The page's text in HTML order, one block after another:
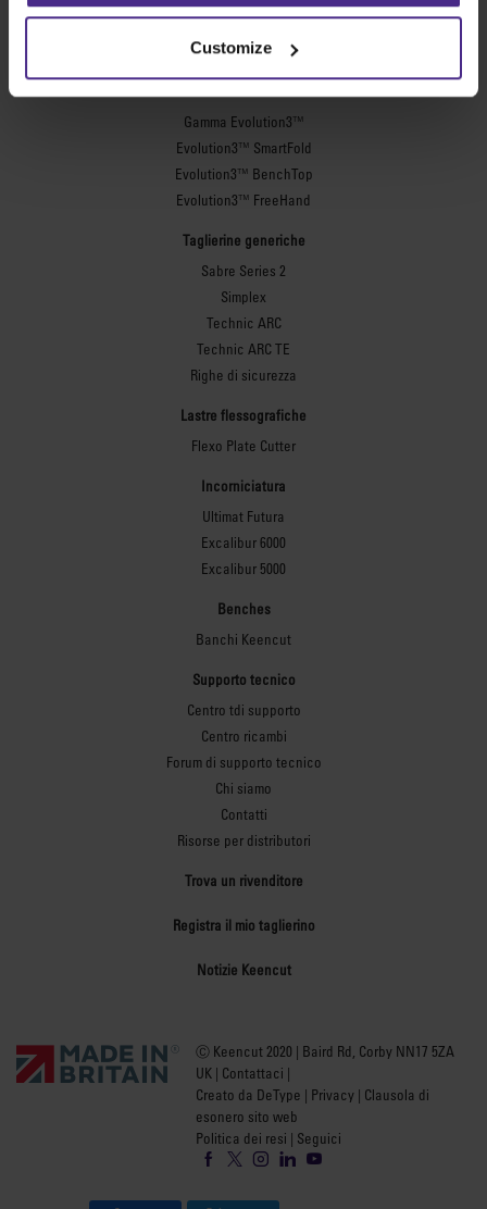
Customize
SteelTrak
Excalibur 3S
Evolution3™ cutters
Gamma Evolution3™
Evolution3™ SmartFold
Evolution3™ BenchTop
Evolution3™ FreeHand
Taglierine generiche
Sabre Series 2
Simplex
Technic ARC
Technic ARC TE
Righe di sicurezza
Lastre flessografiche
Flexo Plate Cutter
Incorniciatura
Ultimat Futura
Excalibur 6000
Excalibur 5000
Benches
Banchi Keencut
Supporto tecnico
Centro tdi supporto
Centro ricambi
Forum di supporto tecnico
Chi siamo
Contatti
Risorse per distributori
Trova un rivenditore
Registra il mio taglierino
Notizie Keencut
Ⓒ Keencut 2020 | Baird Rd, Corby NN17 5ZA
UK | Contattaci |
Creato da DeType | Privacy | Clausola di
esonero sito web
Politica dei resi | Seguici